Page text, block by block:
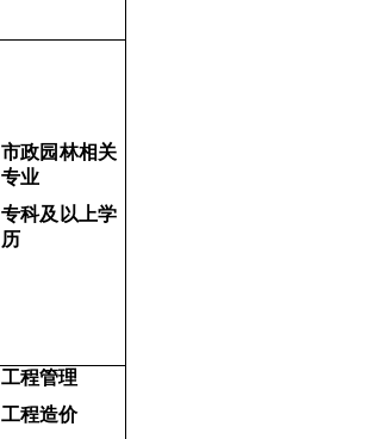
市政园林相关
专业
专科及以上学
历
工程管理
工程造价